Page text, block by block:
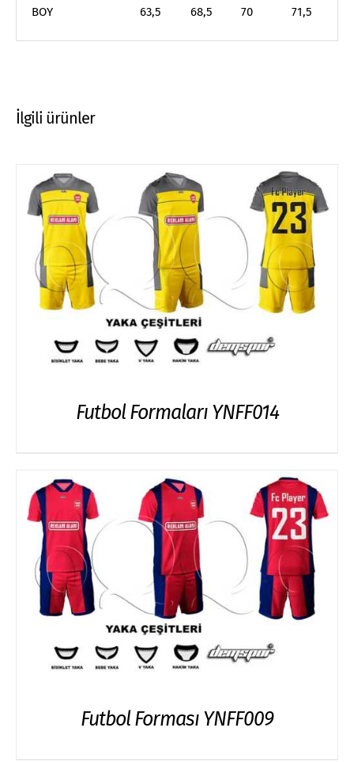
BOY
63,5 68,5 70 71,5
İlgili ürünler
Futbol Formaları YNFF014
Futbol Forması YNFF009